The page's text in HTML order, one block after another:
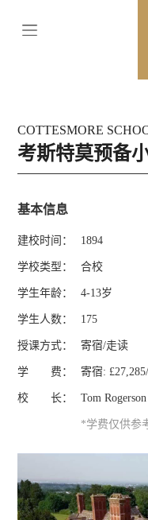
COTTESMORE
考斯特莫预备
基本信息
建校时间： 1894
学校类型： 合校
学生年龄： 4-13岁
学生人数： 175
授课方式： 寄宿/走读
学 费： 寄宿:
校 长： Tom Rogerson
*学费仅供参